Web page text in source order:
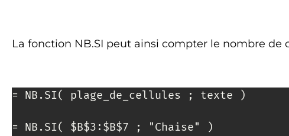
La fonction NB.SI peut ainsi compter le nombre
= NB.SI( plage_de_cellules ; texte )
= NB.SI( $B$3:$B$7 ; "Chaise" )